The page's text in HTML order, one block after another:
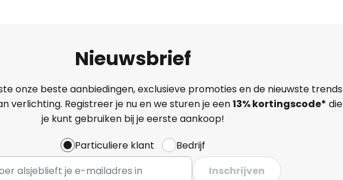
Nieuwsbrief
onze beste aanbiedingen, exclusieve promoties en de nieuwste trends
verlichting. Registreer je nu en we sturen je een13%kortingscode* die
je kunt gebruiken bij je eerste aankoop!
Particuliere klant
Bedrijf
Inschrijven